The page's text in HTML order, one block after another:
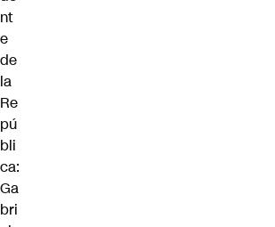
nt
e
de
la
Re
pú
bli
ca:
Ga
bri